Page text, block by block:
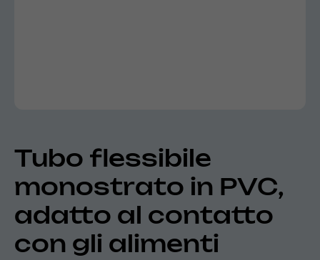
Tubo flessibile
monostrato in PVC,
adatto al contatto
con gli alimenti